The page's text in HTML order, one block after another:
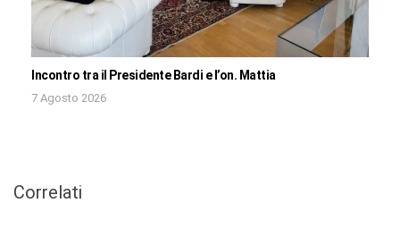
Incontro tra il Presidente Bardi e l’on. Mattia
7 Agosto 2026
Correlati